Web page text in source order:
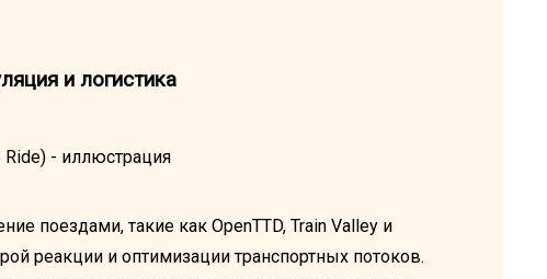
и логистика
поездами, такие как OpenTTD, Train Valley и
реакции и оптимизации транспортных потоков.